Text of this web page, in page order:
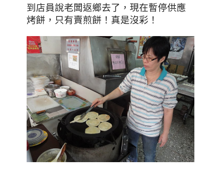
到店員說老闆返鄉去了，現在暫停供應
烤餅，只有賣煎餅！真是沒彩！